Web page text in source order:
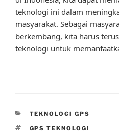
teknologi ini dalam
masyarakat. Sebagai
berkembang, kita harus
teknologi untuk
CATEGORIES
TEKNOLOGI GPS
TAGS
GPS TEKNOLOGI